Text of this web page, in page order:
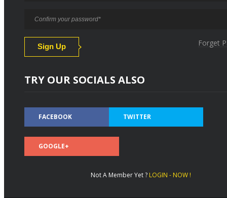
Forget
TRY OUR SOCIALS ALSO
FACEBOOK TWITTER
GOOGLE+
Not A Member Yet ? LOGIN - NOW !